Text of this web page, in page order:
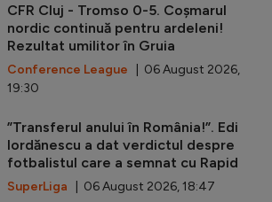
CFR Cluj - Tromso 0-5. Coșmarul
nordic continuă pentru ardeleni!
Rezultat umilitor în Gruia
Conference League | 06 August 2026,
19:30
”Transferul anului în România!”. Edi
Iordănescu a dat verdictul despre
fotbalistul care a semnat cu Rapid
SuperLiga | 06 August 2026, 18:47